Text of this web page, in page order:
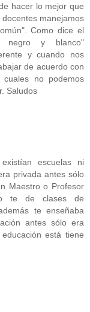
hacer lo mejor que
manejamos
Como dice el
negro y blanco"
y cuando nos
de acuerdo con
no podemos
Saludos
escuelas ni
privada antes sólo
Maestro o Profesor
te de clases de
te enseñaba
antes sólo era
está tiene